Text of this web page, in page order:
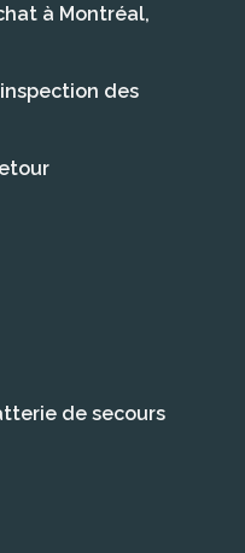
à Montréal,
des
de secours